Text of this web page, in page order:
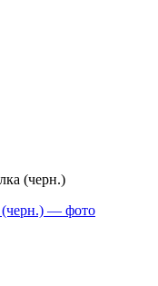
(черн.)